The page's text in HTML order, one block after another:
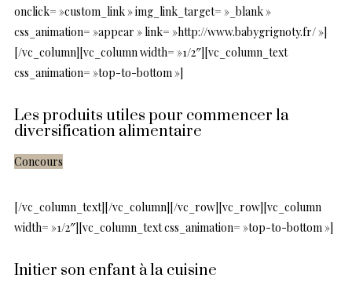
onclick= »custom_link » img_link_target= »_blank »
css_animation= »appear » link= »http://www.babygrignoty.fr/ »]
[/vc_column][vc_column width= »1/2″][vc_column_text
css_animation= »top-to-bottom »]
Les produits utiles pour commencer la
diversification alimentaire
Concours
[/vc_column_text][/vc_column][/vc_row][vc_row][vc_column
width= »1/2″][vc_column_text css_animation= »top-to-bottom »]
Initier son enfant à la cuisine